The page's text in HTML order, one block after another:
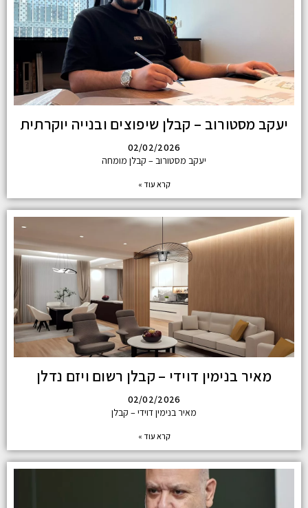
יעקב מסטורוב – קבלן שיפוצים ובנייה יוקרתית
02/02/2026
יעקב מסטורוב – קבלן מומחה
קרא עוד »
מאיר בנימין דוידי – קבלן רשום ויזם נדלן
02/02/2026
מאיר בנימין דוידי – קבלן
קרא עוד »